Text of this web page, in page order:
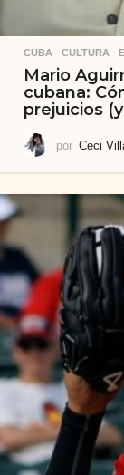
CUBA ,CULTURA ,
Mario
cubana:
prejuicios
por Ceci